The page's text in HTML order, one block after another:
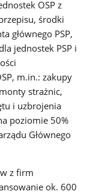
OSP z
środki
głównego PSP,
jednostek PSP i
m.in.: zakupy
strażnic,
i uzbrojenia
poziomie 50%
Głównego
z firm
ok. 600